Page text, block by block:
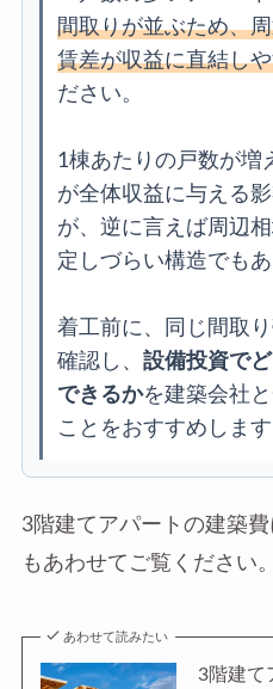
間取りが並ぶため、
賃差が収益に直結し
ださい。
1棟あたりの戸数が増
が全体収益に与える
が、逆に言えば周辺
定しづらい構造でもあ
着工前に、同じ間取
確認し、 設備投資で
できるかを建築会社
ことをおすすめします
3階建てアパートの建築
もあわせてご覧ください。
あわせて読みたい
3階建て